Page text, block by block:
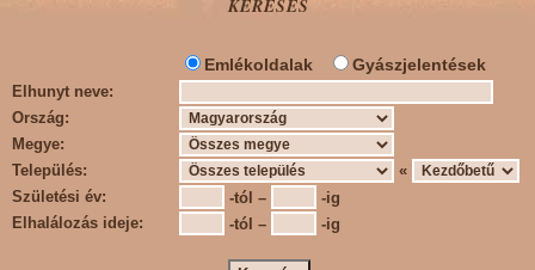
KERESÉS
Emlékoldalak Gyászjelentések
Elhunyt neve:
Ország:
Megye:
Település:
«
Születési év:
-tól –
-ig
Elhalálozás ideje:
-tól – -ig